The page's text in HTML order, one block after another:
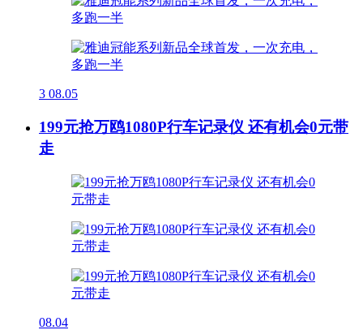
3 08.05
199元抢万鸥1080P行车记录仪 还有机会0元带
走
08.04